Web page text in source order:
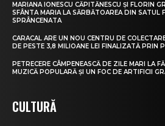
MARIANA IONESCU CĂPITĂNESCU ȘI FLORIN
SFÂNTA MARIA LA SĂRBĂTOAREA DIN SATUL
SPRÂNCENATA
CARACAL ARE UN NOU CENTRU DE
DE PESTE 3,8 MILIOANE LEI FINALIZATĂ PRIN
PETRECERE CÂMPENEASCĂ DE ZILE MARI LA
MUZICĂ POPULARĂ ȘI UN FOC DE ARTIFICII
CULTURĂ